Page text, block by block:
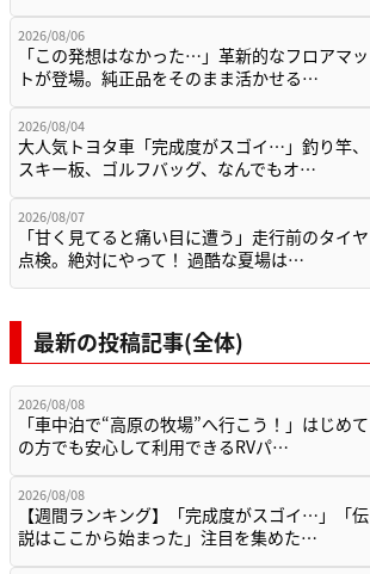
2026/08/06
「この発想はなかった…」革新的なフロアマッ
トが登場。純正品をそのまま活かせる…
2026/08/04
大人気トヨタ車「完成度がスゴイ…」釣り竿、
スキー板、ゴルフバッグ、なんでもオ…
2026/08/07
「甘く見てると痛い目に遭う」走行前のタイヤ
点検。絶対にやって！ 過酷な夏場は…
最新の投稿記事(全体)
2026/08/08
「車中泊で“高原の牧場”へ行こう！」はじめて
の方でも安心して利用できるRVパ…
2026/08/08
【週間ランキング】「完成度がスゴイ…」「伝
説はここから始まった」注目を集めた…